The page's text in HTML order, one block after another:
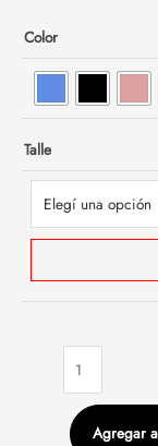
Color
Talle
Agregar